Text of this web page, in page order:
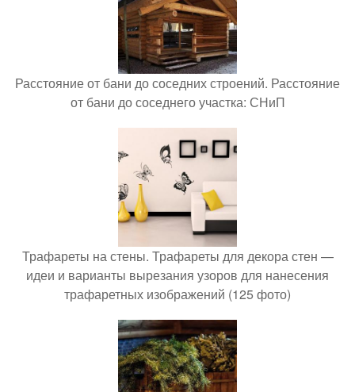
Расстояние от бани до соседних строений. Расстояние
от бани до соседнего участка: СНиП
Трафареты на стены. Трафареты для декора стен —
идеи и варианты вырезания узоров для нанесения
трафаретных изображений (125 фото)